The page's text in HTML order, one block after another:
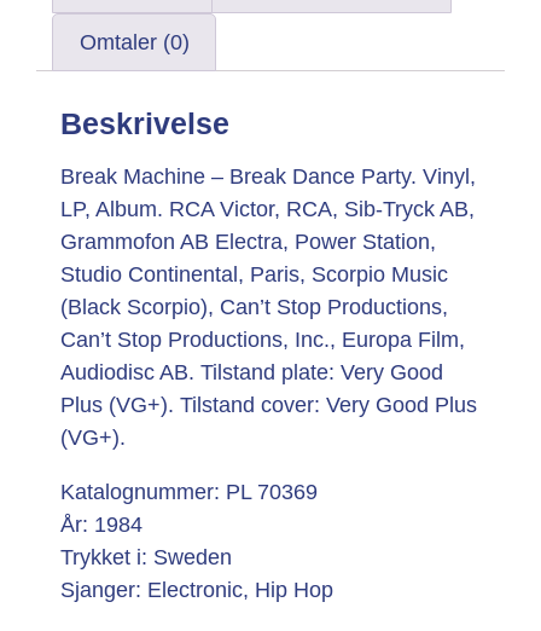
Omtaler (0)
Beskrivelse
Break Machine – Break Dance Party. Vinyl,
LP, Album. RCA Victor, RCA, Sib-Tryck AB,
Grammofon AB Electra, Power Station,
Studio Continental, Paris, Scorpio Music
(Black Scorpio), Can’t Stop Productions,
Can’t Stop Productions, Inc., Europa Film,
Audiodisc AB. Tilstand plate: Very Good
Plus (VG+). Tilstand cover: Very Good Plus
(VG+).
Katalognummer: PL 70369
År: 1984
Trykket i: Sweden
Sjanger: Electronic, Hip Hop